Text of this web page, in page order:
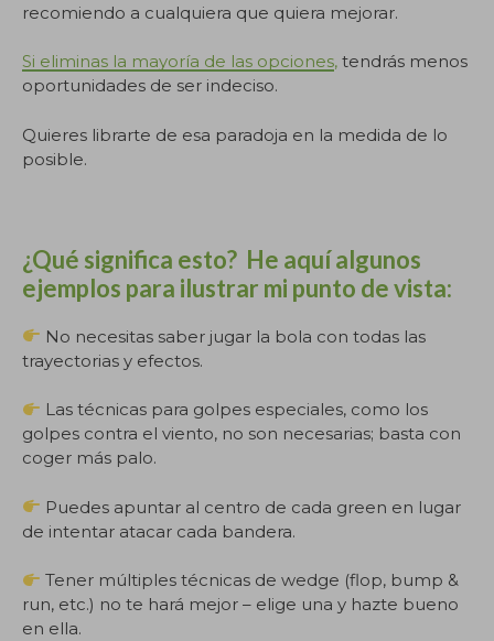
recomiendo a cualquiera que quiera mejorar.
Si eliminas la mayoría de las opciones, tendrás menos
oportunidades de ser indeciso.
Quieres librarte de esa paradoja en la medida de lo
posible.
¿Qué significa esto? He aquí algunos
ejemplos para ilustrar mi punto de vista:
No necesitas saber jugar la bola con todas las
trayectorias y efectos.
Las técnicas para golpes especiales, como los
golpes contra el viento, no son necesarias; basta con
coger más palo.
Puedes apuntar al centro de cada green en lugar
de intentar atacar cada bandera.
Tener múltiples técnicas de wedge (flop, bump &
run, etc.) no te hará mejor – elige una y hazte bueno
en ella.